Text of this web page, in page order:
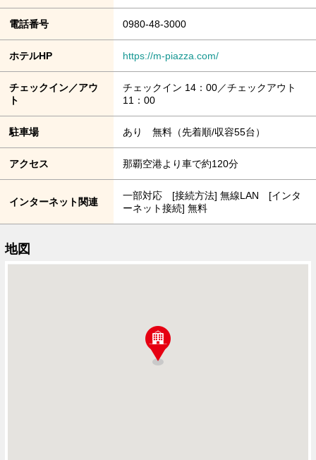
電話番号 0980-48-3000
ホテルHP https://m-piazza.com/
チェックイン／アウ
ト
チェックイン 14：00／チェックアウト
11：00
駐車場 あり 無料（先着順/収容55台）
アクセス 那覇空港より車で約120分
インターネット関連
一部対応 [接続方法] 無線LAN [インタ
ーネット接続] 無料
地図